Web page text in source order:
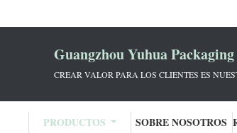
Guangzhou Yuhua
CREAR VALOR PARA LOS CLIENTES ES
PRODUCTOS SOBRE NOSOTROS